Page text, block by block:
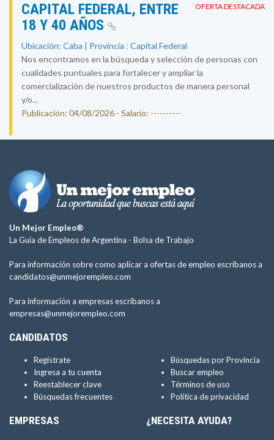
OFERTA DESTACADA
CAPITAL FEDERAL, ENTRE
18 Y 40 AÑOS
Ubicación: Caba | Provincia : Capital Federal
Nos encontramos en la búsqueda y selección de personas con
cualidades puntuales para fortalecer y ampliar la
comercialización de nuestros productos de manera personal
y/o...
Publicación: 04/08/2026 - Salario: ----------
Un Mejor Empleo®
La Guía de Empleos de Argentina - Bolsa de Trabajo
Para información sobre como aplicar a ofertas de empleo escríbanos a
candidatos@unmejorempleo.com
Para información a empresas escríbanos a
empresas@unmejorempleo.com
CANDIDATOS
Regístrate
Ingresa a tu cuenta
Reestablecer clave
Búsquedas frecuentes
Búsquedas por Provincia
Buscar empleo
Términos de uso
Política de privacidad
EMPRESAS ¿NECESITA AYUDA?